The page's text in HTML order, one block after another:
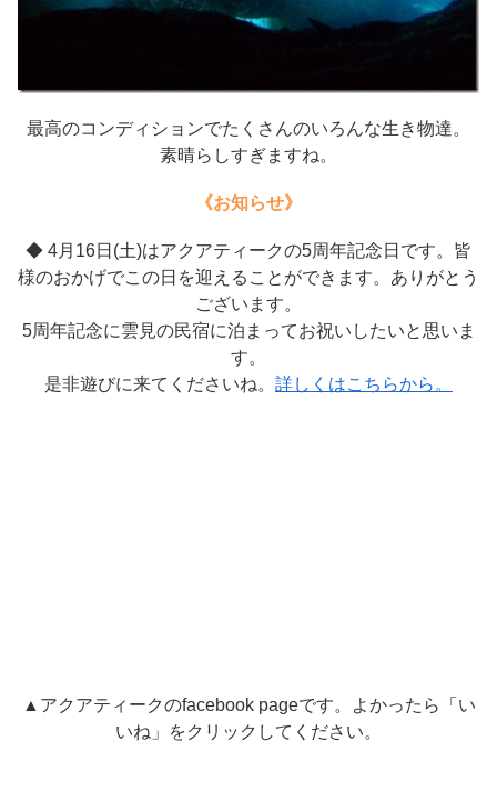
最高のコンディションでたくさんのいろんな生き物達。
素晴らしすぎますね。
《お知らせ》
◆ 4月16日(土)はアクアティークの5周年記念日です。皆
様のおかげでこの日を迎えることができます。ありがとう
ございます。
5周年記念に雲見の民宿に泊まってお祝いしたいと思いま
す。
是非遊びに来てくださいね。 詳しくはこちらから。
▲アクアティークのfacebook pageです。よかったら「い
いね」をクリックしてください。